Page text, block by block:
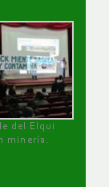
del Elqui
minería.